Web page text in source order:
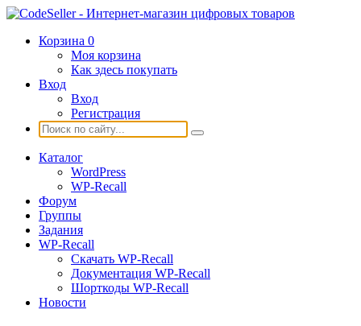
Корзина 0
Моя корзина
Как здесь покупать
Вход
Вход
Регистрация
Каталог
WordPress
WP-Recall
Форум
Группы
Задания
WP-Recall
Скачать WP-Recall
Документация WP-Recall
Шорткоды WP-Recall
Новости